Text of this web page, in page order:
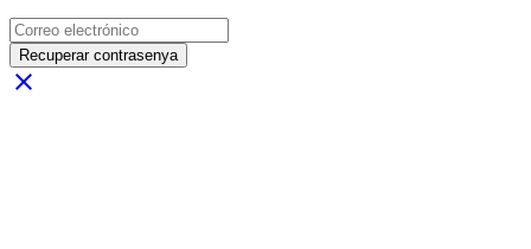
Recuperar contrasenya
close